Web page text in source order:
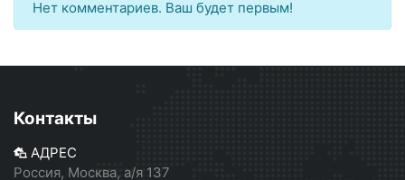
Нет комментариев. Ваш будет первым!
Контакты
АДРЕС
Россия, Москва, а/я 137